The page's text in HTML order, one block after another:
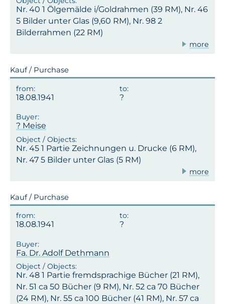
Nr. 40 1 Ölgemälde i/Goldrahmen (39 RM), Nr. 46
5 Bilder unter Glas (9,60 RM), Nr. 98 2
Bilderrahmen (22 RM)
more
Kauf / Purchase
18.08.1941
? Meise
Nr. 45 1 Partie Zeichnungen u. Drucke (6 RM),
Nr. 47 5 Bilder unter Glas (5 RM)
more
Kauf / Purchase
18.08.1941
Fa. Dr. Adolf Dethmann
Nr. 48 1 Partie fremdsprachige Bücher (21 RM),
Nr. 51 ca 50 Bücher (9 RM), Nr. 52 ca 70 Bücher
(24 RM), Nr. 55 ca 100 Bücher (41 RM), Nr. 57 ca